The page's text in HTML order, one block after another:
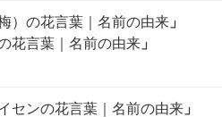
）の花言葉｜名前の由来 」
花言葉｜名前の由来 」
センの花言葉｜名前の由来 」